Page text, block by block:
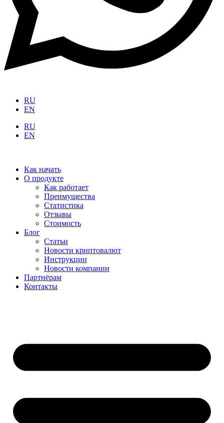
RU
EN
RU
EN
Как начать
О продукте
Как работает
Преимущества
Статистика
Отзывы
Стоимость
Блог
Статьи
Новости криптовалют
Инструкции
Новости компании
Партнёрам
Контакты